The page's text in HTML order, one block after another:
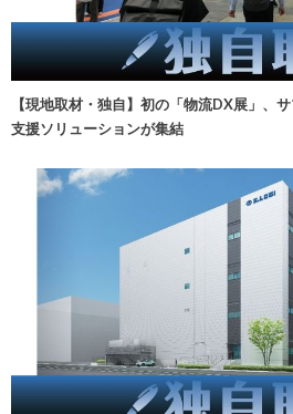
【現地取材・独自】初の「物流DX展」、
支援ソリューションが集結